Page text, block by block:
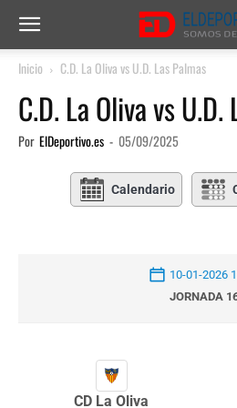
Inicio C.D. La Oliva vs U.D. Las Palmas
C.D. La Oliva vs U.D.
Por ElDeportivo.es - 05/09/2025
Calendario
10-01-2026
JORNADA
CD La Oliva